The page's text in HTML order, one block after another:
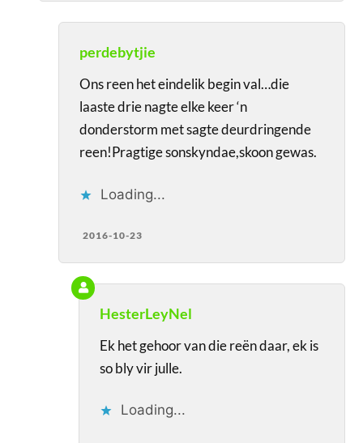
perdebytjie
Ons reen het eindelik begin val…die
laaste drie nagte elke keer ‘n
donderstorm met sagte deurdringende
reen!Pragtige sonskyndae,skoon gewas.
Loading...
2016-10-23
HesterLeyNel
Ek het gehoor van die reën daar, ek is
so bly vir julle.
Loading...